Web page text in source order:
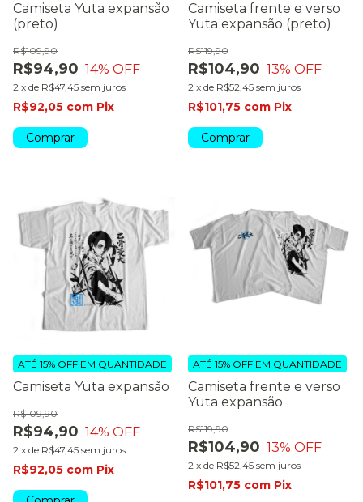
Camiseta Yuta expansão
(preto)
R$94,90
R$109,90
14% OFF
2 x de R$47,45 sem juros
R$92,05 com Pix
Comprar
Camiseta frente e verso
Yuta expansão (preto)
R$104,90
R$119,90
13% OFF
2 x de R$52,45 sem juros
R$101,75 com Pix
Comprar
Camiseta Yuta expansão
R$94,90
R$109,90
14% OFF
2 x de R$47,45 sem juros
ATÉ 15% OFF EM QUANTIDADE
R$92,05 com Pix
Camiseta frente e verso
Yuta expansão
R$104,90
R$119,90
13% OFF
2 x de R$52,45 sem juros
ATÉ 15% OFF EM QUANTIDADE
R$101,75 com Pix